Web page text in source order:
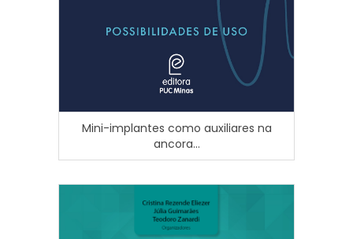
Mini-implantes como auxiliares na
ancora...